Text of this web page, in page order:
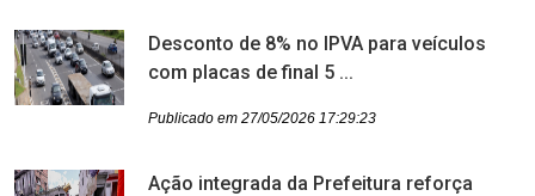
Desconto de 8% no IPVA para veículos
com placas de final 5 ...
Publicado em 27/05/2026 17:29:23
Ação integrada da Prefeitura reforça